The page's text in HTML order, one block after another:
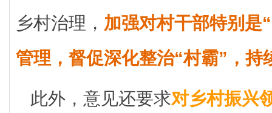
乡村治理， 加强对村干部特别是
管理，督促深化整治“村霸”，持
此外，意见还要求对乡村振兴